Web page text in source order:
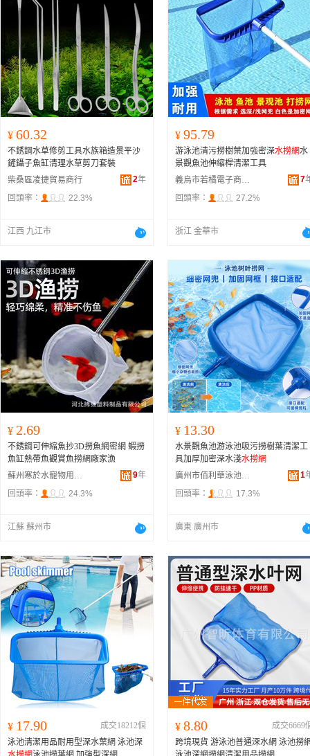
¥ 60.32
不銹鋼水草修剪工具水族箱造景平沙
鏟鑷子魚缸清理水草剪刀套裝
柴桑區凌捷貿易商行
2年
回頭率：
22.3%
江西 九江市
¥ 95.79
游泳池清污撈樹葉加強密深水撈網水
景觀魚池伸縮桿清潔工具
義烏市若橘電子商務商行
7
回頭率：
27.2%
浙江 金華市
¥ 2.69
不銹鋼可伸縮魚抄3D撈魚網密網 蝦撈
魚缸熱帶魚觀賞魚撈網廠家漁
蘇州寒於水寵物用品科技有限公司
9年
回頭率：
24.3%
江蘇 蘇州市
¥ 13.30
水景觀魚池游泳池吸污撈樹葉清潔工
具加厚加密深水淺水撈網
廣州市佰利華泳池桑拿設備有限公司
1
回頭率：
17.3%
廣東 廣州市
¥ 17.90
成交18212個
泳池清潔用品耐用型深水葉網 泳池深
¥ 8.80
成交6669
跨境現貨 游泳池普通深水網 泳池撈